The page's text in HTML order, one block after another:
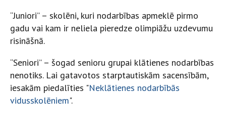
“Juniori” – skolēni, kuri nodarbības apmeklē pirmo
gadu vai kam ir neliela pieredze olimpiāžu uzdevumu
risināšnā.
“Seniori” – šogad senioru grupai klātienes nodarbības
nenotiks. Lai gatavotos starptautiskām sacensībām,
iesakām piedalīties "Neklātienes nodarbībās
vidusskolēniem".